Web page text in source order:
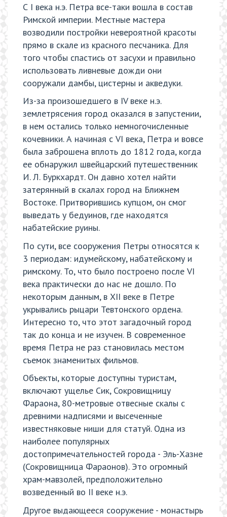
С I века н.э. Петра все-таки вошла в состав
Римской империи. Местные мастера
возводили постройки невероятной красоты
прямо в скале из красного песчаника. Для
того чтобы спастись от засухи и правильно
использовать ливневые дожди они
сооружали дамбы, цистерны и акведуки.
Из-за произошедшего в IV веке н.э.
землетрясения город оказался в запустении,
в нем остались только немногочисленные
кочевники. А начиная с VI века, Петра и вовсе
была заброшена вплоть до 1812 года, когда
ее обнаружил швейцарский путешественник
И. Л. Буркхардт. Он давно хотел найти
затерянный в скалах город на Ближнем
Востоке. Притворившись купцом, он смог
выведать у бедуинов, где находятся
набатейские руины.
По сути, все сооружения Петры относятся к
3 периодам: идумейскому, набатейскому и
римскому. То, что было построено после VI
века практически до нас не дошло. По
некоторым данным, в XII веке в Петре
укрывались рыцари Тевтонского ордена.
Интересно то, что этот загадочный город
так до конца и не изучен. В современное
время Петра не раз становилась местом
съемок знаменитых фильмов.
Объекты, которые доступны туристам,
включают ущелье Сик, Сокровищницу
Фараона, 80-метровые отвесные скалы с
древними надписями и высеченные
известняковые ниши для статуй. Одна из
наиболее популярных
достопримечательностей города - Эль-Хазне
(Сокровищница Фараонов). Это огромный
храм-мавзолей, предположительно
возведенный во II веке н.э.
Другое выдающееся сооружение - монастырь